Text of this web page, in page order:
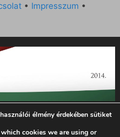
• Impresszum •
2014. évi működésének
14-P-0121 sz. támogatási
Ft összegben támogatta az
élmény érdekében sütiket
cookies we are using or